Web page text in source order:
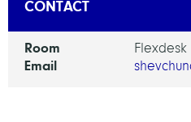
CONTACT
Room Flexdesk
Email